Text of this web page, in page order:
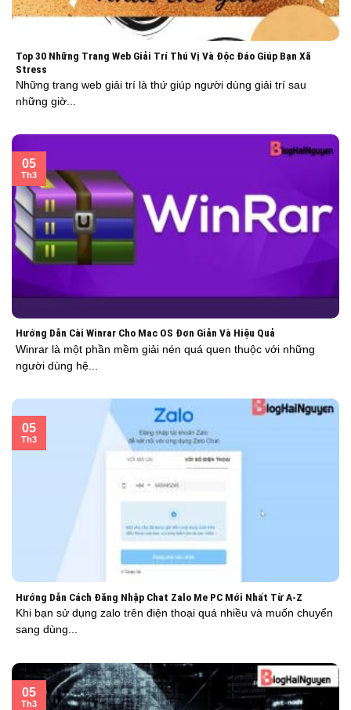
Top 30 Những Trang Web Giải Trí Thú Vị Và Độc Đáo Giúp Bạn Xã
Stress
Những trang web giải trí là thứ giúp người dùng giải trí sau
những giờ...
Hướng Dẫn Cài Winrar Cho Mac OS Đơn Giản Và Hiệu Quả
Winrar là một phần mềm giải nén quá quen thuộc với những
người dùng hệ...
05
Th3
Hướng Dẫn Cách Đăng Nhập Chat Zalo Me PC Mới Nhất Từ A-Z
Khi bạn sử dụng zalo trên điện thoại quá nhiều và muốn chuyển
sang dùng...
05
Th3
05
Th3